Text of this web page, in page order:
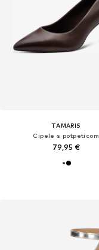
TAMARIS
Cipele s potpeticom
79,95 €